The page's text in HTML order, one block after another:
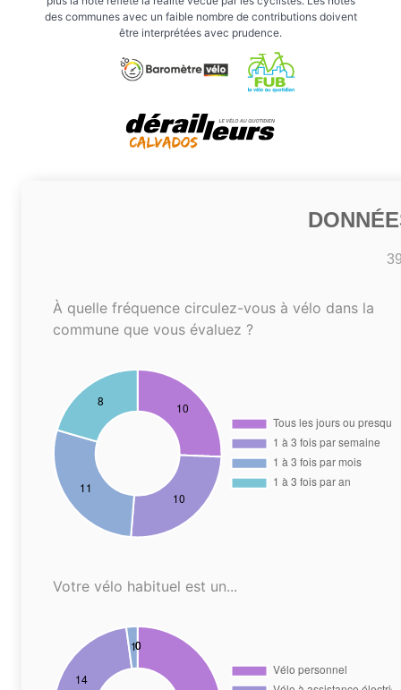
des communes avec un faible nombre de contributions doivent
être interprétées avec prudence.
À quelle fréquence circulez-vous à vélo dans la
commune que vous évaluez ?
Votre vélo habituel est un...